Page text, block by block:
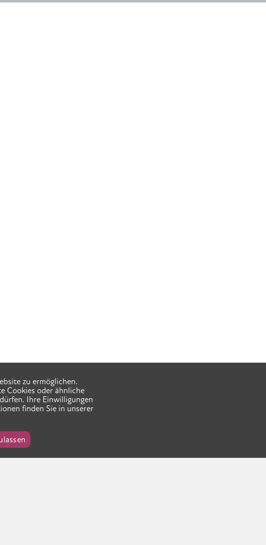
zu ermöglichen.
Cookies oder ähnliche
Ihre Einwilligungen
finden Sie in unserer